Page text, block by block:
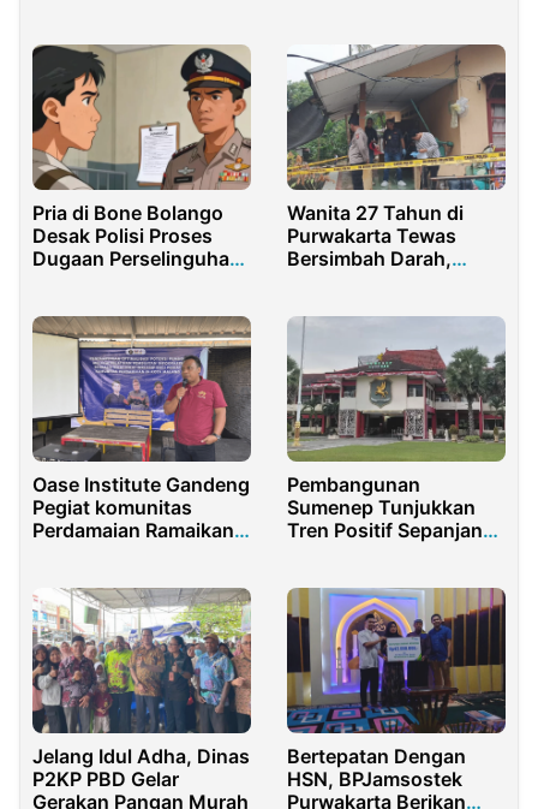
Pria di Bone Bolango
Desak Polisi Proses
Dugaan Perselinguhan
Wanita 27 Tahun di
Purwakarta Tewas
Bersimbah Darah,
Oase Institute Gandeng
Pegiat komunitas
Perdamaian Ramaikan
Pembangunan
Sumenep Tunjukkan
Tren Positif Sepanjang
Jelang Idul Adha, Dinas
P2KP PBD Gelar
Gerakan Pangan Murah
Bertepatan Dengan
HSN, BPJamsostek
Purwakarta Berikan